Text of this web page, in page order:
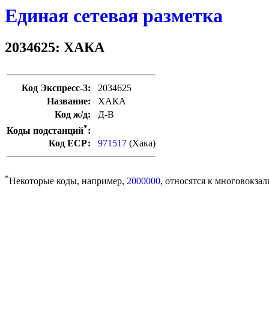
Единая сетевая разметка
2034625: ХАКА
Код Экспресс-3:
2034625
Название:
ХАКА
Код ж/д:
Д-В
Коды подстанций*:
Код ЕСР:
971517 (Хака)
*Некоторые коды, например, 2000000, относятся к